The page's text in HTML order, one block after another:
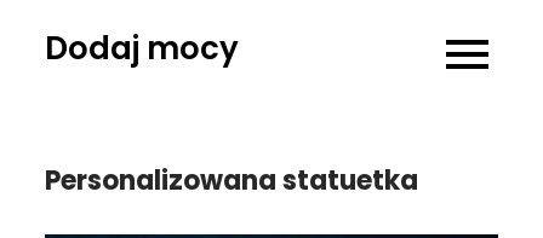
Dodaj mocy
Personalizowana statuetka